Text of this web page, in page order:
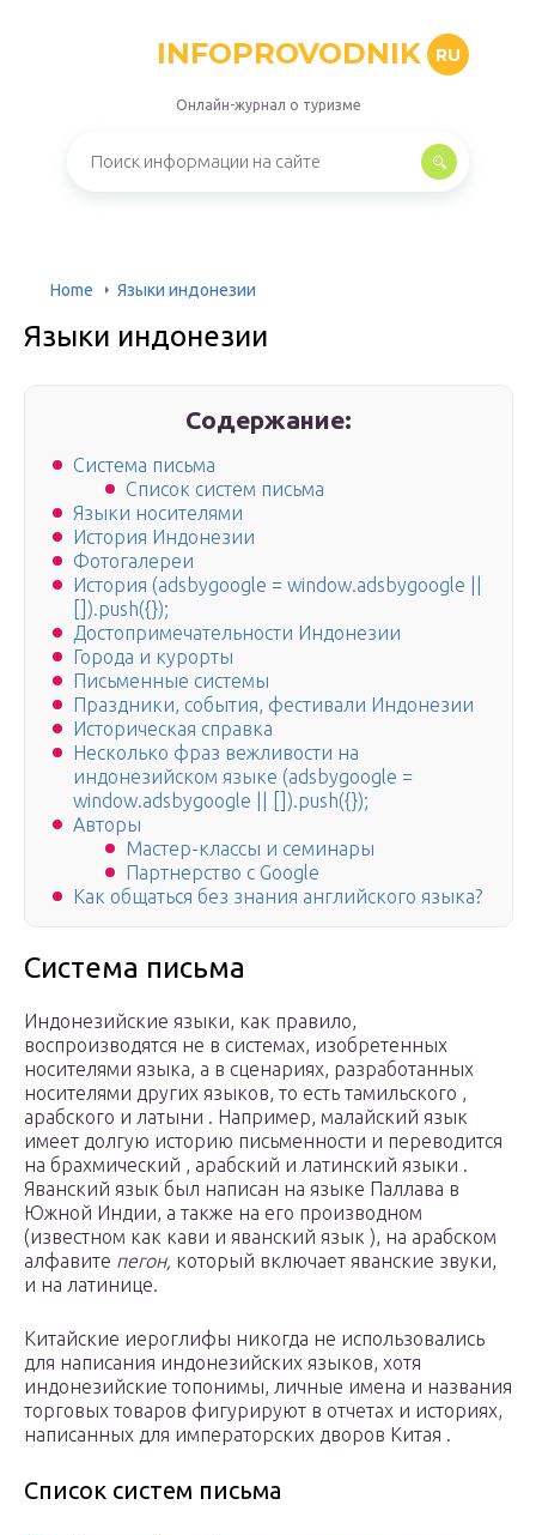
INFOPROVODNIK RU
Онлайн-журнал о туризме
Home Языки индонезии
Языки индонезии
Содержание:
Система письма
Список систем письма
Языки носителями
История Индонезии
Фотогалереи
История (adsbygoogle = window.adsbygoogle ||
[]).push({});
Достопримечательности Индонезии
Города и курорты
Письменные системы
Праздники, события, фестивали Индонезии
Историческая справка
Несколько фраз вежливости на
индонезийском языке (adsbygoogle =
window.adsbygoogle || []).push({});
Авторы
Мастер-классы и семинары
Партнерство с Google
Как общаться без знания английского языка?
Система письма
Индонезийские языки, как правило,
воспроизводятся не в системах, изобретенных
носителями языка, а в сценариях, разработанных
носителями других языков, то есть тамильского ,
арабского и латыни . Например, малайский язык
имеет долгую историю письменности и переводится
на брахмический , арабский и латинский языки .
Яванский язык был написан на языке Паллава в
Южной Индии, а также на его производном
(известном как кави и яванский язык ), на арабском
алфавите пегон, который включает яванские звуки,
и на латинице.
Китайские иероглифы никогда не использовались
для написания индонезийских языков, хотя
индонезийские топонимы, личные имена и названия
торговых товаров фигурируют в отчетах и ​​историях,
написанных для императорских дворов Китая .
Список систем письма